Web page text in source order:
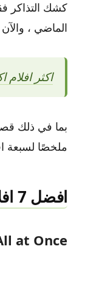
الماضي ،
اكثر افلام اكشن 2022
بما في ذلك قصص
ملخصًا لسبعة
افضل 7 افلام اكشن 2022
at Once